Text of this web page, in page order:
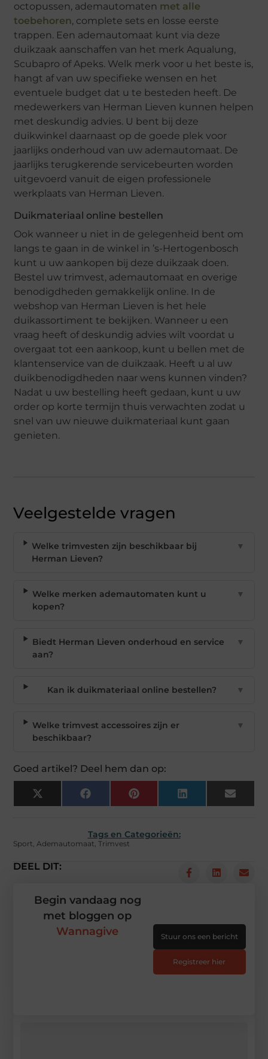
octopussen, ademautomaten met alle
toebehoren, complete sets en losse eerste
trappen. Een ademautomaat kunt via deze
duikzaak aanschaffen van het merk Aqualung,
Scubapro of Apeks. Welk merk voor u het beste is,
hangt af van uw specifieke wensen en het
eventuele budget dat u te besteden heeft. De
medewerkers van Herman Lieven kunnen helpen
met deskundig advies. U bent bij deze
duikwinkel daarnaast op de goede plek voor
jaarlijks onderhoud van uw ademautomaat. De
jaarlijks terugkerende servicebeurten worden
uitgevoerd vanuit de eigen professionele
werkplaats van Herman Lieven.
Duikmateriaal online bestellen
Ook wanneer u niet in de gelegenheid bent om
langs te gaan in de winkel in ’s-Hertogenbosch
kunt u uw aankopen bij deze duikzaak doen.
Bestel uw trimvest, ademautomaat en overige
benodigdheden gemakkelijk online. In de
webshop van Herman Lieven is het hele
duikassortiment te bekijken. Wanneer u een
vraag heeft of deskundig advies wilt voordat u
overgaat tot een aankoop, kunt u bellen met de
klantenservice van de duikzaak. Heeft u al uw
duikbenodigdheden naar wens kunnen vinden?
Nadat u uw bestelling heeft gedaan, kunt u uw
order op korte termijn thuis verwachten zodat u
snel van uw nieuwe duikmateriaal kunt gaan
genieten.
Veelgestelde vragen
Welke trimvesten zijn beschikbaar bij
Herman Lieven?
▼
Welke merken ademautomaten kunt u
kopen?
▼
Biedt Herman Lieven onderhoud en service
aan?
▼
Kan ik duikmateriaal online bestellen? ▼
Welke trimvest accessoires zijn er
beschikbaar?
▼
Goed artikel? Deel hem dan op:
X
(Twitter)
Facebook Pinterest LinkedIn Email
Tags en Categorieën:
Sport,Ademautomaat, Trimvest
DEEL DIT:
Begin vandaag nog
met bloggen op
Wannagive
Stuur ons een bericht
Registreer hier